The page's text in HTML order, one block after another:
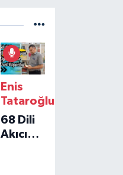
Enis
Tataroğlu
68 Dili
Akıcı